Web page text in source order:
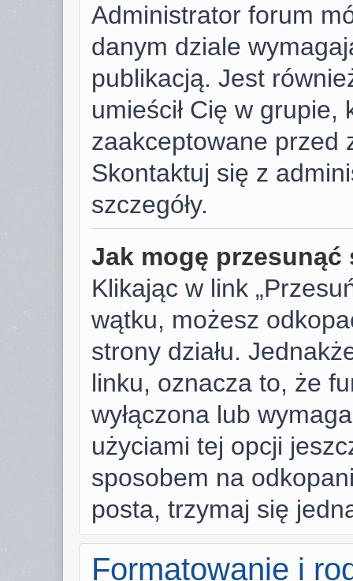
Administrator forum
danym dziale
publikacją. Jest
umieścił Cię w
zaakceptowane przed
Skontaktuj się z
szczegóły.
Jak mogę
Klikając w link
wątku, możesz
strony działu.
linku, oznacza to, że
wyłączona lub
użyciami tej opcji
sposobem na
posta, trzymaj się
Formatowanie i